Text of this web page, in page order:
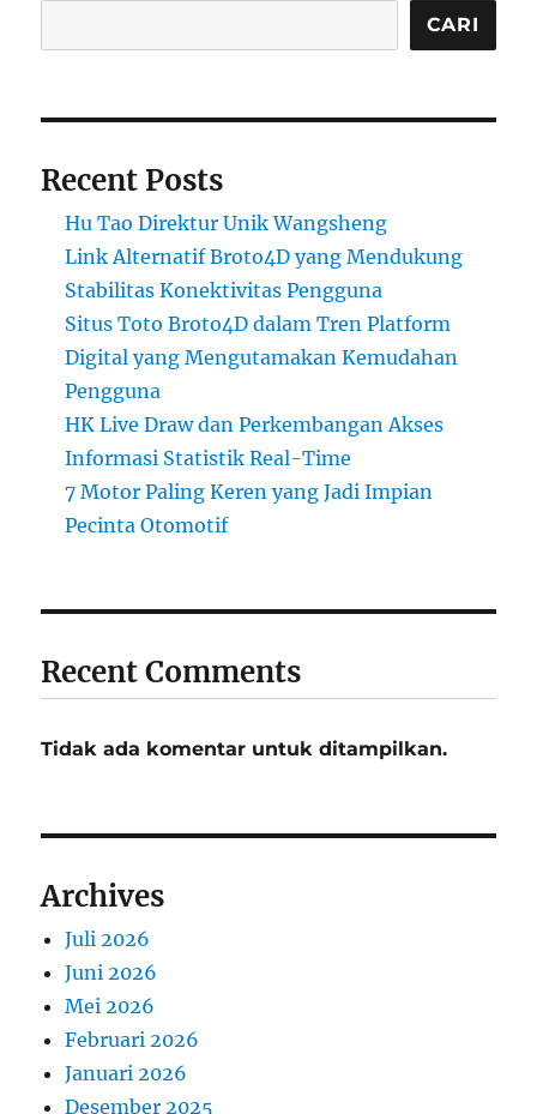
CARI
Recent Posts
Hu Tao Direktur Unik Wangsheng
Link Alternatif Broto4D yang Mendukung
Stabilitas Konektivitas Pengguna
Situs Toto Broto4D dalam Tren Platform
Digital yang Mengutamakan Kemudahan
Pengguna
HK Live Draw dan Perkembangan Akses
Informasi Statistik Real-Time
7 Motor Paling Keren yang Jadi Impian
Pecinta Otomotif
Recent Comments
Tidak ada komentar untuk ditampilkan.
Archives
Juli 2026
Juni 2026
Mei 2026
Februari 2026
Januari 2026
Desember 2025